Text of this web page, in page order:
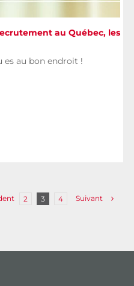
au Québec, les
es au bon endroit !
2 3 4 Suivant